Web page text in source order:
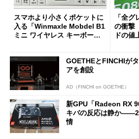
スマホより小さくポケットに
入る「Winmaxle Mobdel B1
ミニ ワイヤレス キーボー
「全グ
の衝撃
ドの値
GOETHEとFINCHIが
アを創設
AD（FINCHI on GOETHE）
新GPU「Radeon RX
キバの反応は静か
情